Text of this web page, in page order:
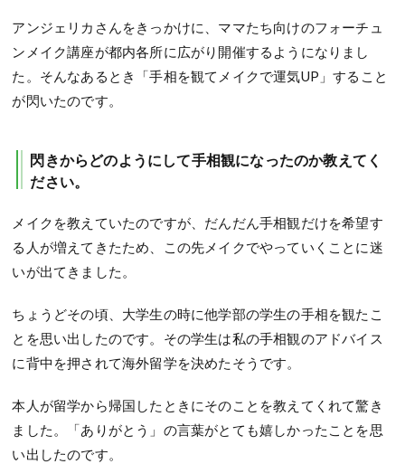
アンジェリカさんをきっかけに、ママたち向けのフォーチュ
ンメイク講座が都内各所に広がり開催するようになりまし
た。そんなあるとき「手相を観てメイクで運気UP」すること
が閃いたのです。
閃きからどのようにして手相観になったのか教えてく
ださい。
メイクを教えていたのですが、だんだん手相観だけを希望す
る人が増えてきたため、この先メイクでやっていくことに迷
いが出てきました。
ちょうどその頃、大学生の時に他学部の学生の手相を観たこ
とを思い出したのです。その学生は私の手相観のアドバイス
に背中を押されて海外留学を決めたそうです。
本人が留学から帰国したときにそのことを教えてくれて驚き
ました。「ありがとう」の言葉がとても嬉しかったことを思
い出したのです。